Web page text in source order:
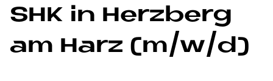
SHK in Herz­berg
am Harz (m/w/d)